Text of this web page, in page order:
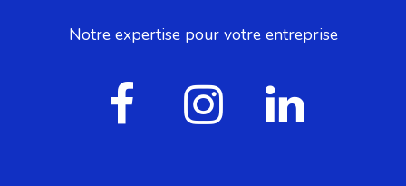
Notre expertise pour votre entreprise